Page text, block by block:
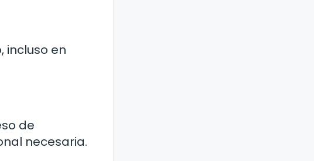
incluso en
de
necesaria.